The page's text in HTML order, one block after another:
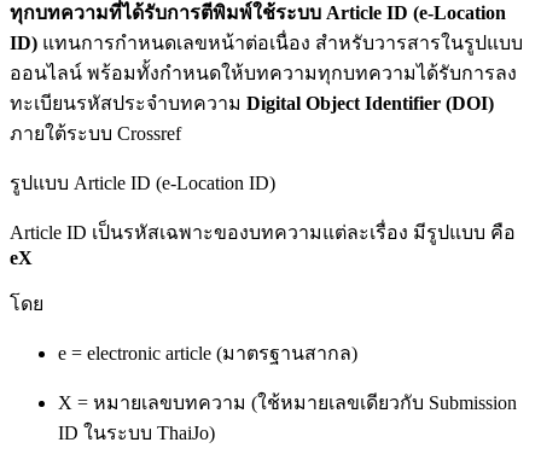
ทุกบทความที่ได้รับการตีพิมพ์ใช้ระบบ Article ID (e-Location
ID) แทนการกำหนดเลขหน้าต่อเนื่อง สำหรับวารสารในรูปแบบ
ออนไลน์ พร้อมทั้งกำหนดให้บทความทุกบทความได้รับการลง
ทะเบียนรหัสประจำบทความ Digital Object Identifier (DOI)
ภายใต้ระบบ Crossref
รูปแบบ Article ID (e-Location ID)
Article ID เป็นรหัสเฉพาะของบทความแต่ละเรื่อง มีรูปแบบ คือ
eX
โดย
e = electronic article (มาตรฐานสากล)
X = หมายเลขบทความ (ใช้หมายเลขเดียวกับ Submission
ID ในระบบ ThaiJo)